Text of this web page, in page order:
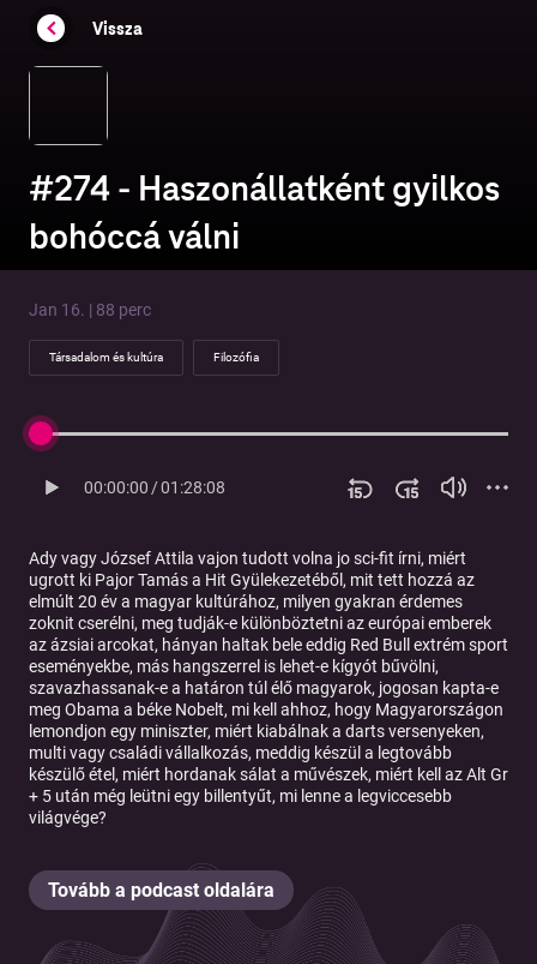
Vissza
#274 - Haszonállatként gyilkos
bohóccá válni
Jan 16. | 88 perc
Társadalom és kultúra Filozófia
00:00:00/01:28:08
Ady vagy József Attila vajon tudott volna jo sci-fit írni, miért
ugrott ki Pajor Tamás a Hit Gyülekezetéből, mit tett hozzá az
elmúlt 20 év a magyar kultúrához, milyen gyakran érdemes
zoknit cserélni, meg tudják-e különböztetni az európai emberek
az ázsiai arcokat, hányan haltak bele eddig Red Bull extrém sport
eseményekbe, más hangszerrel is lehet-e kígyót bűvölni,
szavazhassanak-e a határon túl élő magyarok, jogosan kapta-e
meg Obama a béke Nobelt, mi kell ahhoz, hogy Magyarországon
lemondjon egy miniszter, miért kiabálnak a darts versenyeken,
multi vagy családi vállalkozás, meddig készül a legtovább
készülő étel, miért hordanak sálat a művészek, miért kell az Alt Gr
+ 5 után még leütni egy billentyűt, mi lenne a legviccesebb
világvége?
Tovább a podcast oldalára